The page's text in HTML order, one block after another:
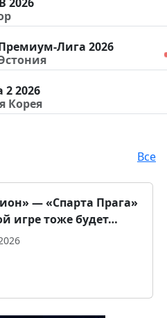
Лига 2026
2 2026
Корея
Все
― «Спарта Прага»
игре тоже будет…